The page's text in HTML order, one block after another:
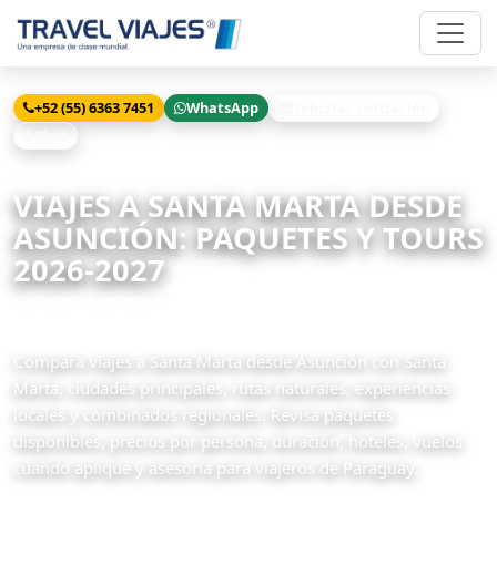
+52 (55) 6363 7451 WhatsApp
VIAJES A SANTA MARTA DESDE
ASUNCIÓN: PAQUETES Y TOURS
2026-2027
Compara viajes a Santa Marta desde Asunción con Santa
Marta, ciudades principales, rutas naturales, experiencias
locales y combinados regionales. Revisa paquetes
disponibles, precios por persona, duración, hoteles, vuelos
cuando aplique y asesoría para viajeros de Paraguay.